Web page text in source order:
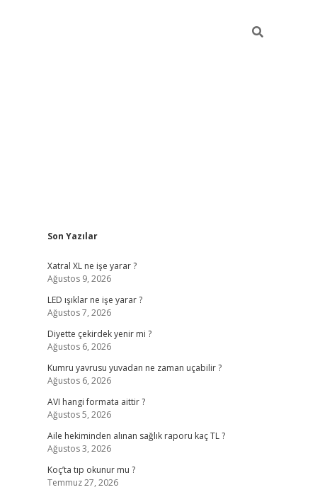
Sidebar
Son Yazılar
Xatral XL ne işe yarar ?
Ağustos 9, 2026
LED ışıklar ne işe yarar ?
Ağustos 7, 2026
Diyette çekirdek yenir mi ?
Ağustos 6, 2026
Kumru yavrusu yuvadan ne zaman uçabilir ?
Ağustos 6, 2026
AVI hangi formata aittir ?
Ağustos 5, 2026
Aile hekiminden alınan sağlık raporu kaç TL ?
Ağustos 3, 2026
Koç’ta tıp okunur mu ?
Temmuz 27, 2026